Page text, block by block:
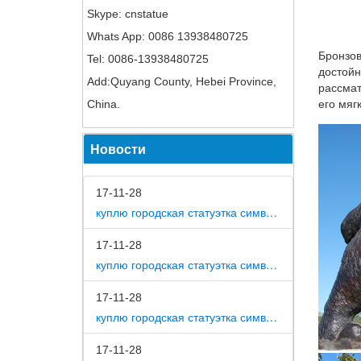
Skype: cnstatue
Whats App: 0086 13938480725
Tel: 0086-13938480725
Add:Quyang County, Hebei Province,
China.
Новости
17-11-28
куплю городская статуэтка символ собака в дом
17-11-28
куплю городская статуэтка символ собака в метро москвы
17-11-28
куплю городская статуэтка символ собака на площади революции
17-11-28
его